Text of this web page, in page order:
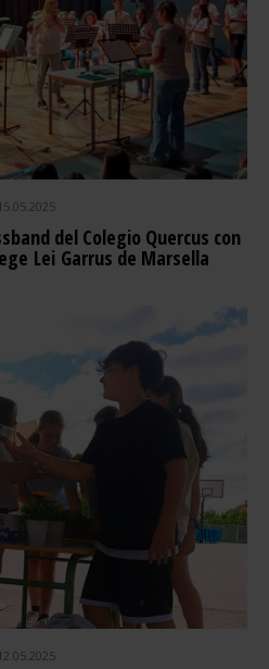
15.05.2025
del Colegio Quercus con
Lei Garrus de Marsella
12.05.2025